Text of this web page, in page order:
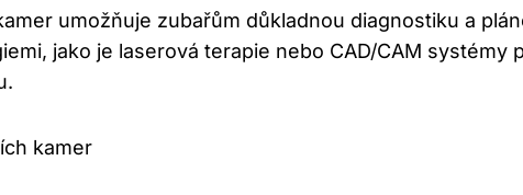
umožňuje zubařům důkladnou diagnostiku a
jako je laserová terapie nebo CAD/CAM
kamer